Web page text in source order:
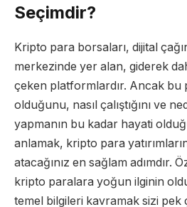
Seçimdir?
Kripto para borsaları, dijital
merkezinde yer alan, giderek
çeken platformlardır. Ancak bu
olduğunu, nasıl çalıştığını ve
yapmanın bu kadar hayati
anlamak, kripto para
atacağınız en sağlam adımdır.
kripto paralara yoğun ilginin
temel bilgileri kavramak sizi pek